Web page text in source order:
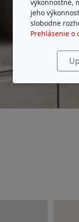
výkonnostné,
jeho
slobodne
Prehlásenie o